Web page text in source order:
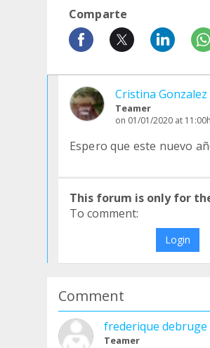
Comparte
Cristina
Teamer
on 01/01/2020 at 11:00h
Espero que este nuevo
This forum is only for
To comment:
Login
Comment
frederique debruge
Teamer